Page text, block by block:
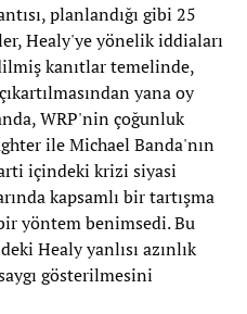
planlandığı gibi 25
Healy'ye yönelik iddiaları
kanıtlar temelinde,
yana oy
WRP'nin çoğunluk
ile Michael Banda'nın
içindeki krizi siyasi
kapsamlı bir tartışma
yöntem benimsedi. Bu
Healy yanlısı azınlık
gösterilmesini